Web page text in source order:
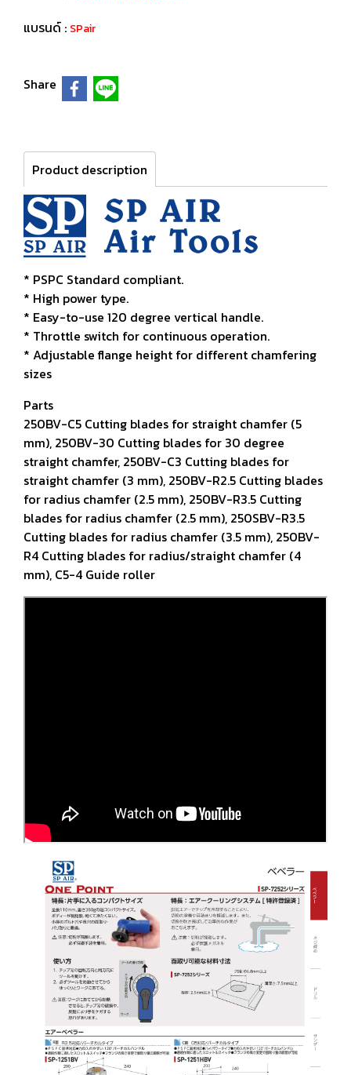
แบรนด์ : SPair
Share
Product description
* PSPC Standard compliant.
* High power type.
* Easy-to-use 120 degree vertical handle.
* Throttle switch for continuous operation.
* Adjustable flange height for different chamfering
sizes
Parts
250BV-C5 Cutting blades for straight chamfer (5
mm), 250BV-30 Cutting blades for 30 degree
straight chamfer, 250BV-C3 Cutting blades for
straight chamfer (3 mm), 250BV-R2.5 Cutting blades
for radius chamfer (2.5 mm), 250BV-R3.5 Cutting
blades for radius chamfer (2.5 mm), 250SBV-R3.5
Cutting blades for radius chamfer (3.5 mm), 250BV-
R4 Cutting blades for radius/straight chamfer (4
mm), C5-4 Guide roller